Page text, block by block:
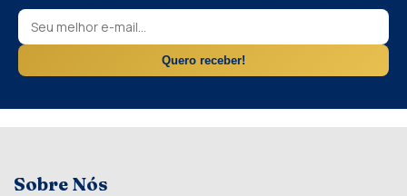
Quero receber!
Sobre Nós